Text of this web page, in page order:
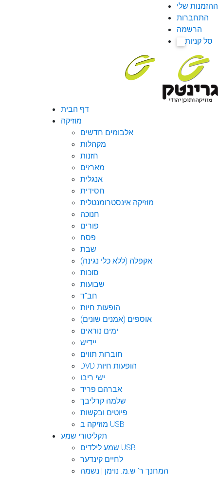
ההזמנות שלי
התחברות
הרשמה
סל קניות
דף הבית
מוזיקה
אלבומים חדשים
מקהלות
חזנות
מארזים
אנגלית
חסידית
מוזיקה אינסטרומנטלית
חנוכה
פורים
פסח
שבת
אקפלה (ללא כלי נגינה)
סוכות
שבועות
חב"ד
הופעות חיות
אוספים (אמנים שונים)
ימים נוראים
יידיש
חוברות תווים
DVD הופעות חיות
ישי ריבו
אברהם פריד
שלמה קרליבך
פיוטים ובקשות
מוזיקה ב USB
תקליטורי שמע
שמע לילדים USB
לחיים קינדער
המחנך ר' ש.מ. נוימן | נשמה